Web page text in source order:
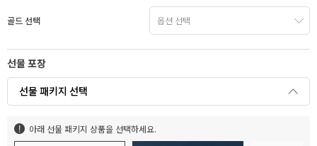
골드 선택
선물 포장
선물 패키지 선택
아래 선물 패키지 상품을 선택하세요.